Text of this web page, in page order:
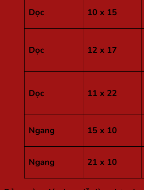
Dọc 10 x 15
Dọc 12 x 17
Dọc 11 x 22
Ngang 15 x 10
Ngang 21 x 10